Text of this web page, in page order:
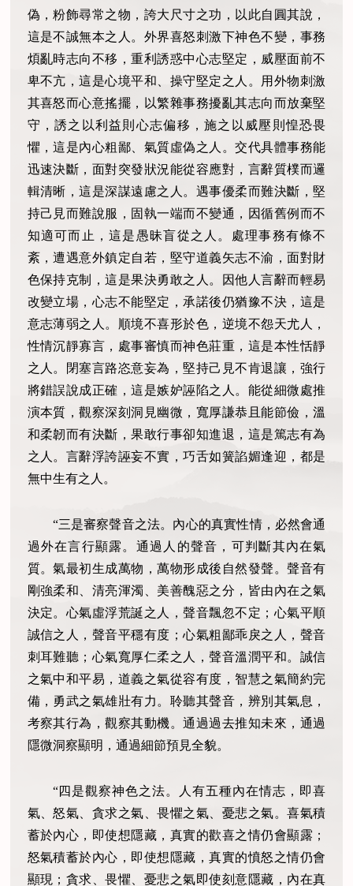
偽，粉飾尋常之物，誇大尺寸之功，以此自圓其說，
這是不誠無本之人。外界喜怒刺激下神色不變，事務
煩亂時志向不移，重利誘惑中心志堅定，威壓面前不
卑不亢，這是心境平和、操守堅定之人。用外物刺激
其喜怒而心意搖擺，以繁雜事務擾亂其志向而放棄堅
守，誘之以利益則心志偏移，施之以威壓則惶恐畏
懼，這是內心粗鄙、氣質虛偽之人。交代具體事務能
迅速決斷，面對突發狀況能從容應對，言辭質樸而邏
輯清晰，這是深謀遠慮之人。遇事優柔而難決斷，堅
持己見而難說服，固執一端而不變通，因循舊例而不
知適可而止，這是愚昧盲從之人。處理事務有條不
紊，遭遇意外鎮定自若，堅守道義矢志不渝，面對財
色保持克制，這是果決勇敢之人。因他人言辭而輕易
改變立場，心志不能堅定，承諾後仍猶豫不決，這是
意志薄弱之人。順境不喜形於色，逆境不怨天尤人，
性情沉靜寡言，處事審慎而神色莊重，這是本性恬靜
之人。閉塞言路恣意妄為，堅持己見不肯退讓，強行
將錯誤說成正確，這是嫉妒誣陷之人。能從細微處推
演本質，觀察深刻洞見幽微，寬厚謙恭且能節儉，溫
和柔韌而有決斷，果敢行事卻知進退，這是篤志有為
之人。言辭浮誇誣妄不實，巧舌如簧諂媚逢迎，都是
無中生有之人。
“三是審察聲音之法。內心的真實性情，必然會通
過外在言行顯露。通過人的聲音，可判斷其內在氣
質。氣最初生成萬物，萬物形成後自然發聲。聲音有
剛強柔和、清亮渾濁、美善醜惡之分，皆由內在之氣
決定。心氣虛浮荒誕之人，聲音飄忽不定；心氣平順
誠信之人，聲音平穩有度；心氣粗鄙乖戾之人，聲音
刺耳難聽；心氣寬厚仁柔之人，聲音溫潤平和。誠信
之氣中和平易，道義之氣從容有度，智慧之氣簡約完
備，勇武之氣雄壯有力。聆聽其聲音，辨別其氣息，
考察其行為，觀察其動機。通過過去推知未來，通過
隱微洞察顯明，通過細節預見全貌。
“四是觀察神色之法。人有五種內在情志，即喜
氣、怒氣、貪求之氣、畏懼之氣、憂悲之氣。喜氣積
蓄於內心，即使想隱藏，真實的歡喜之情仍會顯露；
怒氣積蓄於內心，即使想隱藏，真實的憤怒之情仍會
顯現；貪求、畏懼、憂悲之氣即使刻意隱藏，內在真